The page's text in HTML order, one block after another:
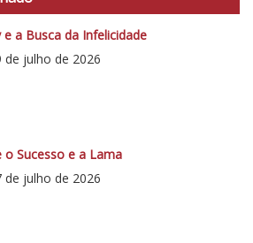
e a Busca da Infelicidade
de julho de 2026
o Sucesso e a Lama
de julho de 2026